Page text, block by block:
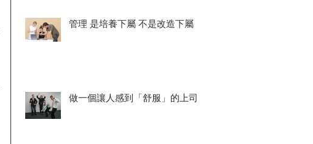
管理 是培養下屬 不是改造下屬
做一個讓人感到「舒服」的上司